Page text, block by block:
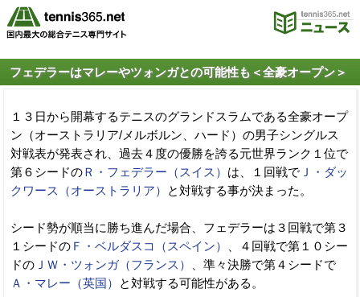
フェデラーはマレーやツォンガとの可能性も＜全豪オープン＞
１３日から開幕するテニスのグランドスラムである全豪オープ
ン（オーストラリア/メルボルン、ハード）の男子シングルス
対戦表が発表され、過去４度の優勝を誇る元世界ランク１位で
第６シードのＲ・フェデラー（スイス） は、１回戦で Ｊ・ダッ
クワース（オーストラリア）
と対戦する事が決まった。
シード勢が順当に勝ち進んだ場合、フェデラーは３回戦で第３
１シードの Ｆ・ベルダスコ（スペイン）
、４回戦で第１０シー
ドの ＪＷ・ツォンガ（フランス）
、準々決勝で第４シードで
Ａ・マレー（英国）
と対戦する可能性がある。